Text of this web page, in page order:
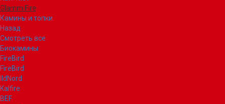
Glamm Fire
Камины и топки
Назад
Смотреть все
Биокамины
FireBird
FireBird
IldNord
Kalfire
BEF